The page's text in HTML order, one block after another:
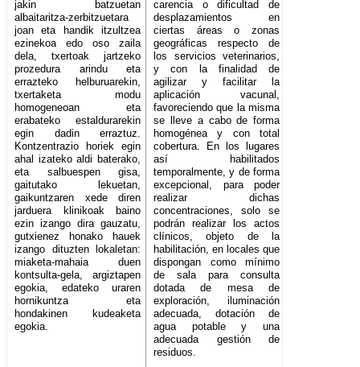
jakin batzuetan
albaitaritza-zerbitzuetara
joan eta handik itzultzea
ezinekoa edo oso zaila
dela, txertoak jartzeko
prozedura arindu eta
errazteko helburuarekin,
txertaketa modu
homogeneoan eta
erabateko estaldurarekin
egin dadin erraztuz.
Kontzentrazio horiek egin
ahal izateko aldi baterako,
eta salbuespen gisa,
gaitutako lekuetan,
gaikuntzaren xede diren
jarduera klinikoak baino
ezin izango dira gauzatu,
gutxienez honako hauek
izango dituzten lokaletan:
miaketa-mahaia duen
kontsulta-gela, argiztapen
egokia, edateko uraren
hornikuntza eta
hondakinen kudeaketa
egokia.
carencia o dificultad de
desplazamientos en
ciertas áreas o zonas
geográficas respecto de
los servicios veterinarios,
y con la finalidad de
agilizar y facilitar la
aplicación vacunal,
favoreciendo que la misma
se lleve a cabo de forma
homogénea y con total
cobertura. En los lugares
así habilitados
temporalmente, y de forma
excepcional, para poder
realizar dichas
concentraciones, solo se
podrán realizar los actos
clínicos, objeto de la
habilitación, en locales que
dispongan como mínimo
de sala para consulta
dotada de mesa de
exploración, iluminación
adecuada, dotación de
agua potable y una
adecuada gestión de
residuos.